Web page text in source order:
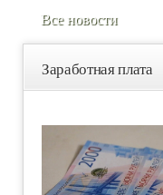
Все новости
Заработная плата